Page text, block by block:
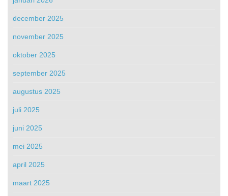
december 2025
november 2025
oktober 2025
september 2025
augustus 2025
juli 2025
juni 2025
mei 2025
april 2025
maart 2025